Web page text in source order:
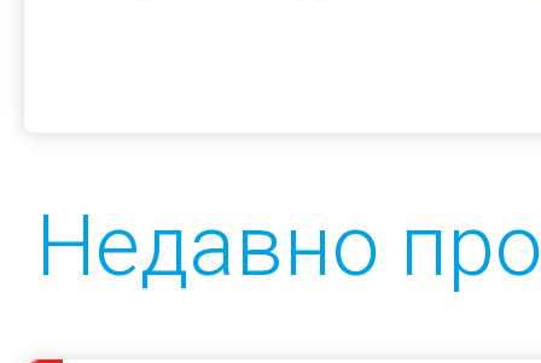
Недавно